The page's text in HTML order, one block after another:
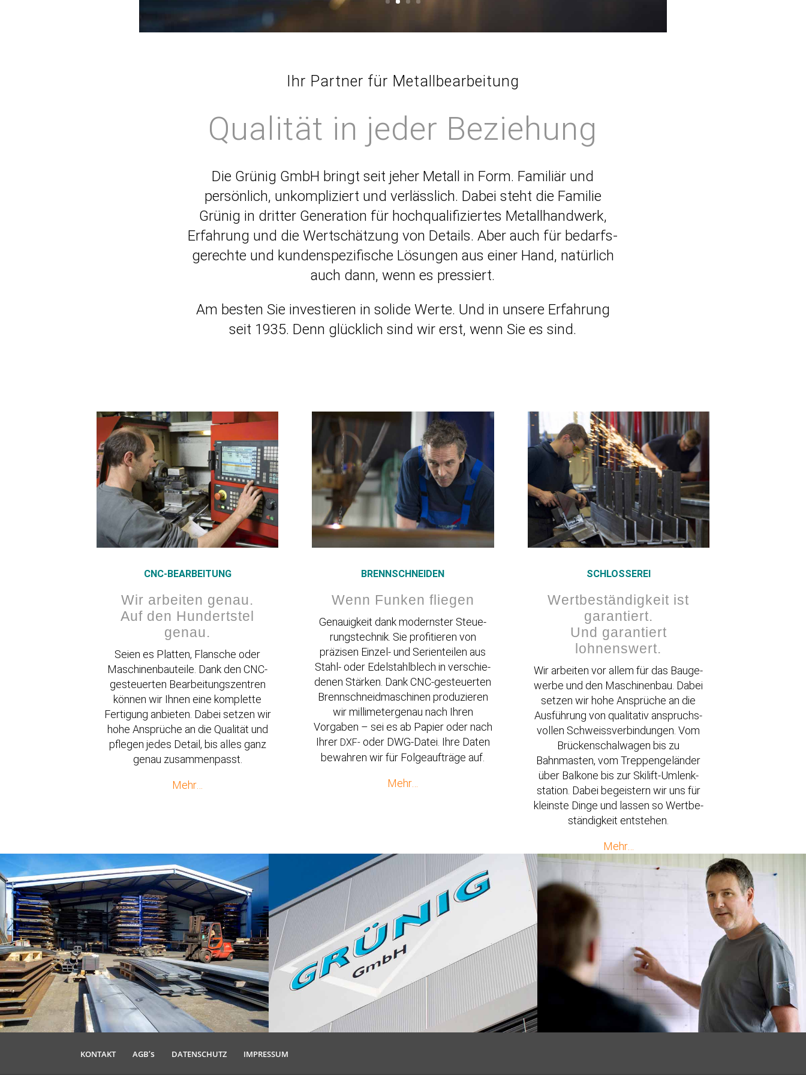
Ihr Partner für Metallbearbeitung
Qualität in jeder Beziehung
Die Grünig GmbH bringt seit jeher Metall in Form. Familiär und
persönlich, unkom­pli­ziert und verlässlich. Dabei steht die Familie
Grünig in dritter Generation für hochqua­li­fi­ziertes Metall­handwerk,
Erfahrung und die Wertschätzung von Details. Aber auch für bedarfs­
ge­rechte und kunden­spe­zi­fische Lösungen aus einer Hand, natürlich
auch dann, wenn es pressiert.
Am besten Sie inves­tieren in solide Werte. Und in unsere Erfahrung
seit 1935. Denn glücklich sind wir erst, wenn Sie es sind.
CNC-BEARBEITUNG
Wir arbeiten genau.
Auf den Hundertstel
genau.
Seien es Platten, Flansche oder
Maschi­nen­bau­teile. Dank den CNC-
gesteu­erten Bearbei­tungs­zentren
können wir Ihnen eine komplette
Fertigung anbieten. Dabei setzen wir
hohe Ansprüche an die Qualität und
pflegen jedes Detail, bis alles ganz
genau zusammenpasst.
Mehr…
BRENN­SCHNEIDEN
Wenn Funken fliegen
Genau­igkeit dank modernster Steue­
rungs­technik. Sie profi­tieren von
präzisen Einzel- und Serien­teilen aus
Stahl- oder Edelstahl­blech in verschie­
denen Stärken. Dank CNC-gesteu­erten
Brenn­schneid­ma­schinen produ­zieren
wir milli­me­ter­genau nach Ihren
Vorgaben – sei es ab Papier oder nach
Ihrer DXF-oder DWG-Datei. Ihre Daten
bewahren wir für Folge­auf­träge auf.
Mehr…
SCHLOS­SEREI
Wertbe­stän­digkeit ist
garan­tiert.
Und garan­tiert
lohnenswert.
Wir arbeiten vor allem für das Bauge­
werbe und den Maschi­nenbau. Dabei
setzen wir hohe Ansprüche an die
Ausführung von quali­tativ anspruchs­
vollen Schweiss­ver­bin­dungen. Vom
Brücken­schal­wagen bis zu
Bahnmasten, vom Treppen­ge­länder
über Balkone bis zur Skilift-Umlenk­
station. Dabei begeistern wir uns für
kleinste Dinge und lassen so Wertbe­
stän­digkeit entstehen.
Mehr…
KONTAKT AGB’s DATEN­SCHUTZ IMPRESSUM